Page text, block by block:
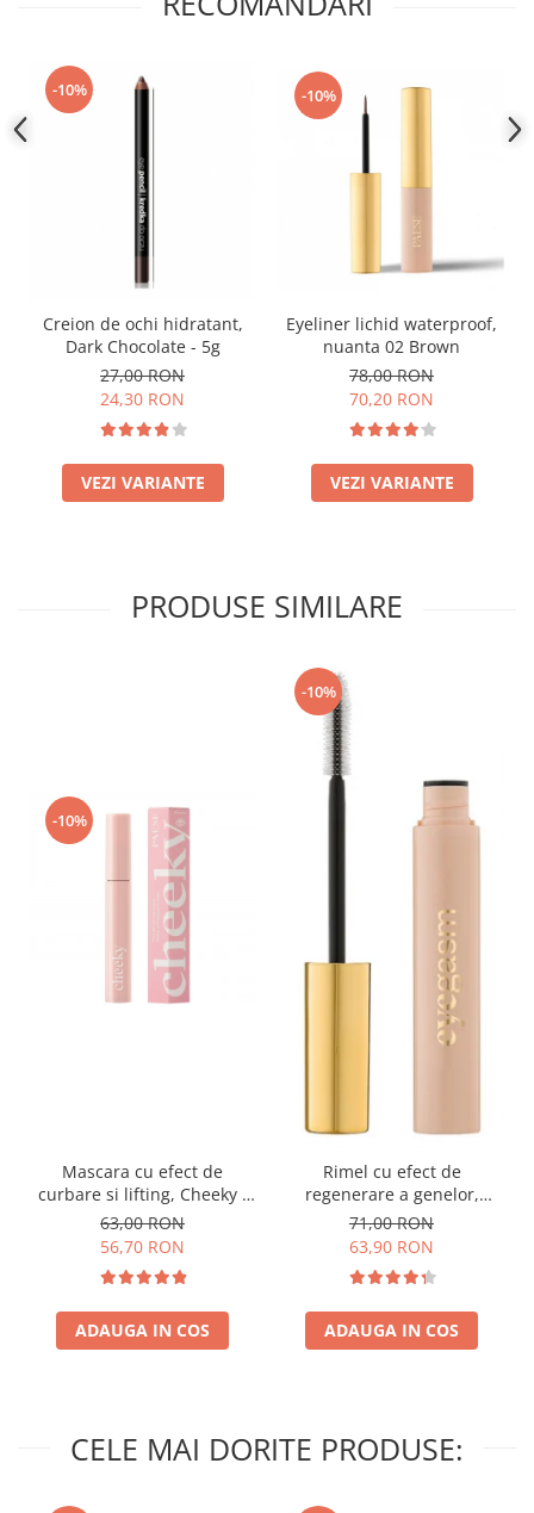
-10%
Creion de ochi hidratant,
Dark Chocolate - 5g
27,00 RON
24,30 RON
VEZI VARIANTE
-10%
Eyeliner lichid waterproof,
nuanta 02 Brown
78,00 RON
70,20 RON
VEZI VARIANTE
PRODUSE SIMILARE
-10%
Mascara cu efect de
curbare si lifting, Cheeky -
11ml
63,00 RON
56,70 RON
ADAUGA IN COS
-10%
Rimel cu efect de
regenerare a genelor,
Eyegasm Mascara - 8ml
71,00 RON
63,90 RON
ADAUGA IN COS
CELE MAI DORITE PRODUSE: